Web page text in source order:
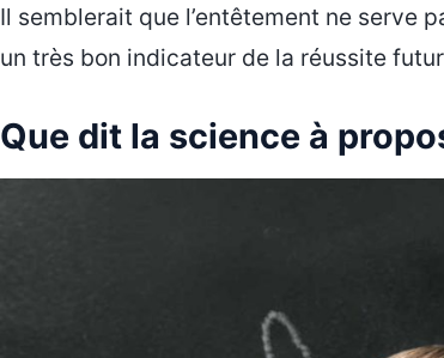
Il semblerait que l’entêtement ne serve
un très bon indicateur de la réussite
Que dit la science à